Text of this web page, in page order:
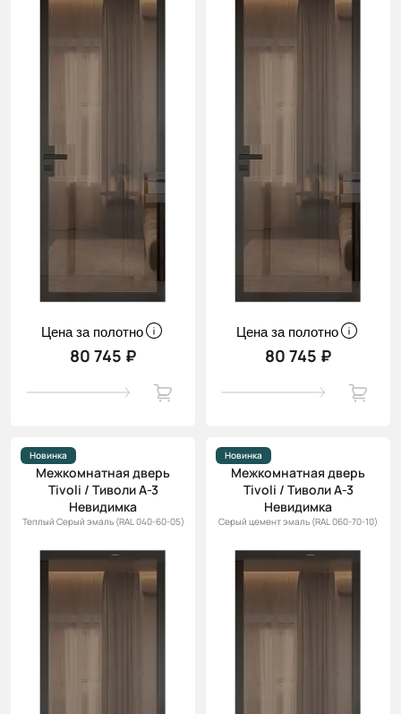
Цена за полотно
80 745 ₽
Цена за полотно
80 745 ₽
Новинка
Межкомнатная дверь
Tivoli / Тиволи А-3
Невидимка
Теплый Серый эмаль (RAL 040-60-05)
Новинка
Межкомнатная дверь
Tivoli / Тиволи А-3
Невидимка
Серый цемент эмаль (RAL 060-70-10)